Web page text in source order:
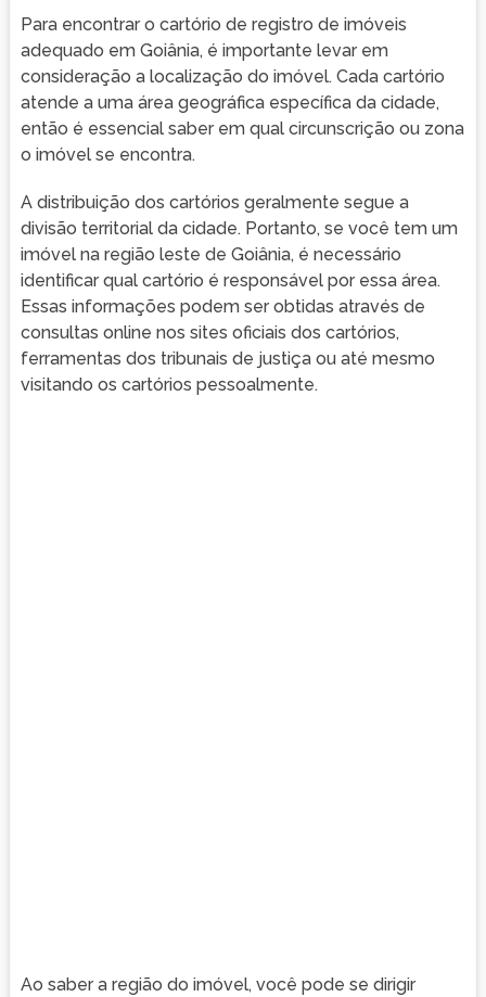
Para encontrar o cartório de registro de imóveis
adequado em Goiânia, é importante levar em
consideração a localização do imóvel. Cada cartório
atende a uma área geográfica específica da cidade,
então é essencial saber em qual circunscrição ou zona
o imóvel se encontra.
A distribuição dos cartórios geralmente segue a
divisão territorial da cidade. Portanto, se você tem um
imóvel na região leste de Goiânia, é necessário
identificar qual cartório é responsável por essa área.
Essas informações podem ser obtidas através de
consultas online nos sites oficiais dos cartórios,
ferramentas dos tribunais de justiça ou até mesmo
visitando os cartórios pessoalmente.
Ao saber a região do imóvel, você pode se dirigir